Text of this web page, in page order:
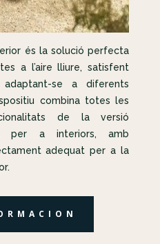
és la solució perfecta
a l’aire lliure, satisfent
se a diferents
combina totes les
de la versió
per a interiors, amb
adequat per a la